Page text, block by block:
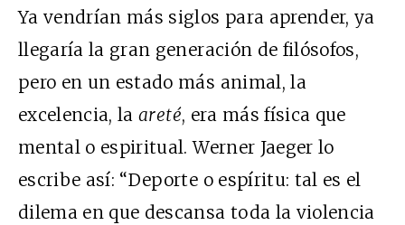
Ya vendrían más siglos para aprender, ya
llegaría la gran generación de filósofos,
pero en un estado más animal, la
excelencia, laareté, era más física que
mental o espiritual. Werner Jaeger lo
escribe así: “Deporte o espíritu: tal es el
dilema en que descansa toda la violencia